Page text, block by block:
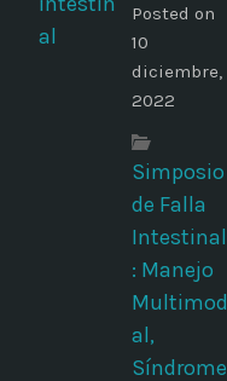
Posted on
10
diciembre,
2022
Simposio
de Falla
Intestinal
: Manejo
Multimod
al,
Síndrome